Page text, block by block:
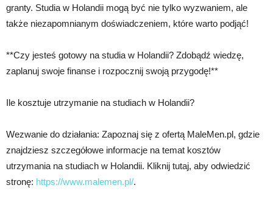
granty. Studia w Holandii mogą być nie tylko wyzwaniem, ale
także niezapomnianym doświadczeniem, które warto podjąć!
**Czy jesteś gotowy na studia w Holandii? Zdobądź wiedzę,
zaplanuj swoje finanse i rozpocznij swoją przygodę!**
Ile kosztuje utrzymanie na studiach w Holandii?
Wezwanie do działania: Zapoznaj się z ofertą MaleMen.pl, gdzie
znajdziesz szczegółowe informacje na temat kosztów
utrzymania na studiach w Holandii. Kliknij tutaj, aby odwiedzić
stronę: https://www.malemen.pl/.